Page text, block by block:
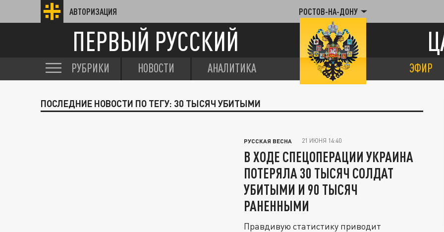
АВТОРИЗАЦИЯ РОСТОВ-НА-ДОНУ
ПЕРВЫЙ РУССКИЙ
РУБРИКИ НОВОСТИ АНАЛИТИКА ЭФИР
ПОСЛЕДНИЕ НОВОСТИ ПО ТЕГУ: 30 ТЫСЯЧ УБИТЫМИ
РУССКАЯ ВЕСНА 21 ИЮНЯ 14:40
В ХОДЕ СПЕЦОПЕРАЦИИ УКРАИНА
ПОТЕРЯЛА 30 ТЫСЯЧ СОЛДАТ
УБИТЫМИ И 90 ТЫСЯЧ
РАНЕННЫМИ
Правдивую статистику приводит